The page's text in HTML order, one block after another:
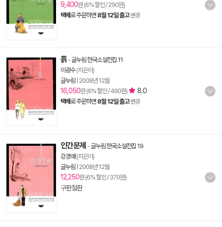
9,400원 (6% 할인 / 290원)
택배로 주문하면 8월 12일 출고 변경
흙 -글누림 한국소설전집 11
이광수(지은이)
글누림 2008년 12월
16,050원 (6% 할인 / 490원) 8.0
택배로 주문하면 8월 12일 출고 변경
인간문제 -글누림 한국소설전집 19
강경애 (지은이)
글누림 2008년 12월
12,250원 (6% 할인 / 370원)
구판절판